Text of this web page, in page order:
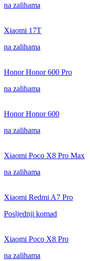
na zalihama
Xiaomi 17T
na zalihama
Honor Honor 600 Pro
na zalihama
Honor Honor 600
na zalihama
Xiaomi Poco X8 Pro Max
na zalihama
Xiaomi Redmi A7 Pro
Posljednji komad
Xiaomi Poco X8 Pro
na zalihama